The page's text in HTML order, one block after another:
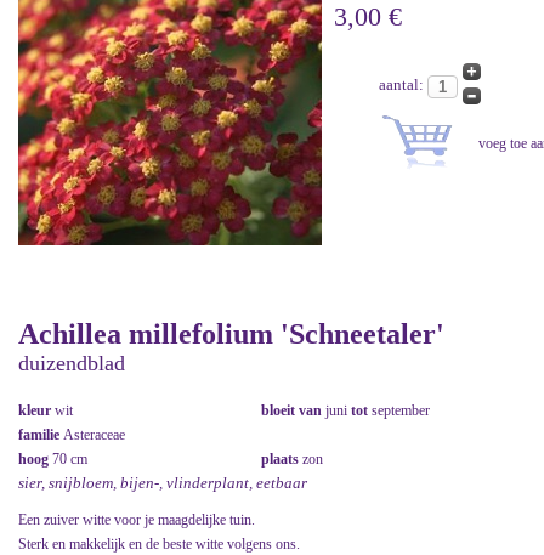
3,00 €
aantal:
Achillea millefolium 'Schneetaler'
duizendblad
kleur wit bloeit van juni tot september
familie Asteraceae
hoog 70 cm plaats zon
sier, snijbloem, bijen-, vlinderplant, eetbaar
Een zuiver witte voor je maagdelijke tuin.
Sterk en makkelijk en de beste witte volgens ons.